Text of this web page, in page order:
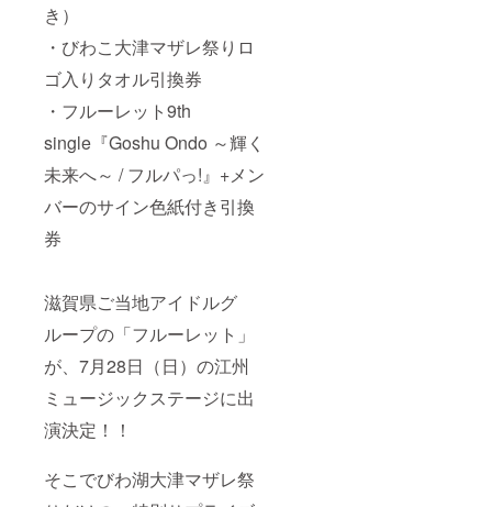
き）
・びわこ大津マザレ祭りロ
ゴ入りタオル引換券
・フルーレット9th
single『Goshu Ondo ～輝く
未来へ～ / フルパっ!』+メン
バーのサイン色紙付き引換
券
滋賀県ご当地アイドルグ
ループの「フルーレット」
が、7月28日（日）の江州
ミュージックステージに出
演決定！！
そこでびわ湖大津マザレ祭